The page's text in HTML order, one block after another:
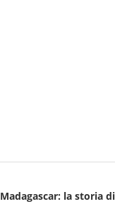
Madagascar: la storia